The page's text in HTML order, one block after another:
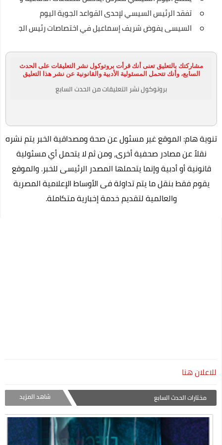
أفضل تطبيقات الهواتف الذكية التي لا يمكن الاستغناء عنها 2020
كيف تنشئ موقع تربح منه في 7 خطوات شرح خطوة بخطوة
كريم جاراميسين لعلاج البكتيريا
فيرس كورونا السلطات الصحية الصينية تؤكد على المريض صفر قد
مارس الجنس مع خفاش
التعليم: امتحان الثانوية العامة فيما درسه الطالب حتى منهج
منتصف مارس
رئيس الوزراء يتفقد عددا من الأكمنة للتأكد من تطبيق قرارات حظر
التجوال
وزير الإعلام: سنصدر قرارات عنيفة إذا زادت الإصابات بفيروس كورونا
تفقد الرئيس السيسي لإحدى القواعد الجوية اليوم
السيسى يفوض شريف إسماعيل في اختصاصات رئيس
مشاركتك بالتعليق تعنى أنك قرأت بروتوكول نشر التعليقات على الحدث
السابع، وأنك تتحمل المسئولية الأدبية والقانونية عن نشر هذا التعليق
بروتوكول نشر التعليقات من الحدث السابع
تنوية هام: الموقع غير مسئول عن صحة ومصداقية الخبر يتم نشره
نقلاً عن مصادر صحفية أخرى، ومن ثم لا يتحمل أي مسئولية
قانونية أو أدبية وإنما يتحملها المصدر الرئيسى للخبر. والموقع
يقوم فقط بنقل ما يتم تداولة فى الأوساط الإعلامية المصرية
والعالمية لتقديم خدمة إخبارية متكاملة.
للاعلان هنا
مختارات الحدث السابع شاهد المزيد